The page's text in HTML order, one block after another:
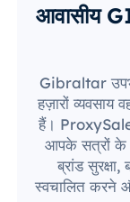
आवासीय
Gibraltar
हज़ारों व्यवसाय
हैं।
आपके सत्रों के
ब्रांड
स्वचालित करने